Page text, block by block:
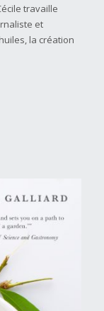
travaille
et
la création